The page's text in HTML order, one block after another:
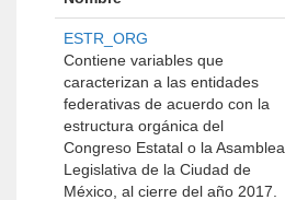
ESTR_ORG
Contiene variables que
caracterizan a las entidades
federativas de acuerdo con la
estructura orgánica del
Congreso Estatal o la Asamblea
Legislativa de la Ciudad de
México, al cierre del año 2017.